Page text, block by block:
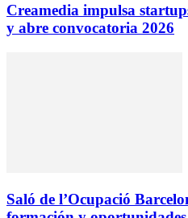
Creamedia impulsa
y abre convocatoria 2026
Saló de l’Ocupació